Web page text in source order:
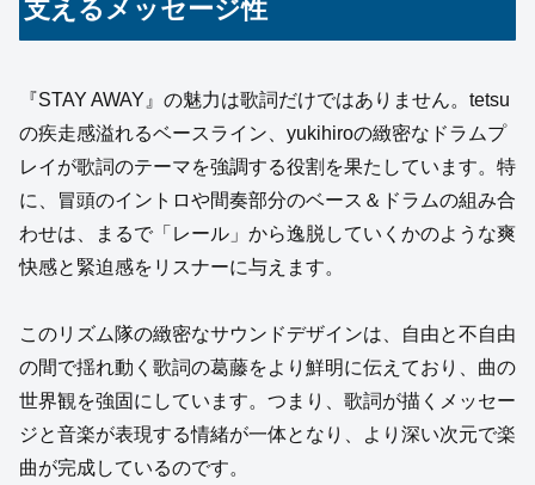
支えるメッセージ性
『STAY AWAY』の魅力は歌詞だけではありません。tetsu
の疾走感溢れるベースライン、yukihiroの緻密なドラムプ
レイが歌詞のテーマを強調する役割を果たしています。特
に、冒頭のイントロや間奏部分のベース＆ドラムの組み合
わせは、まるで「レール」から逸脱していくかのような爽
快感と緊迫感をリスナーに与えます。
このリズム隊の緻密なサウンドデザインは、自由と不自由
の間で揺れ動く歌詞の葛藤をより鮮明に伝えており、曲の
世界観を強固にしています。つまり、歌詞が描くメッセー
ジと音楽が表現する情緒が一体となり、より深い次元で楽
曲が完成しているのです。